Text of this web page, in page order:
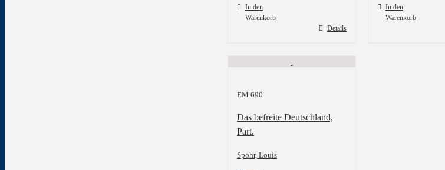
In den
Warenkorb
Details
In den
Warenkorb
EM 690
Das befreite Deutschland,
Part.
Spohr, Louis